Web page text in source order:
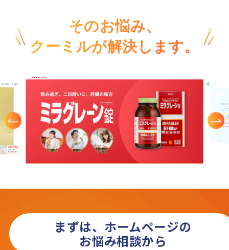
そのお悩み、
クーミルが解決します。
まずは、ホームページの
お悩み相談から